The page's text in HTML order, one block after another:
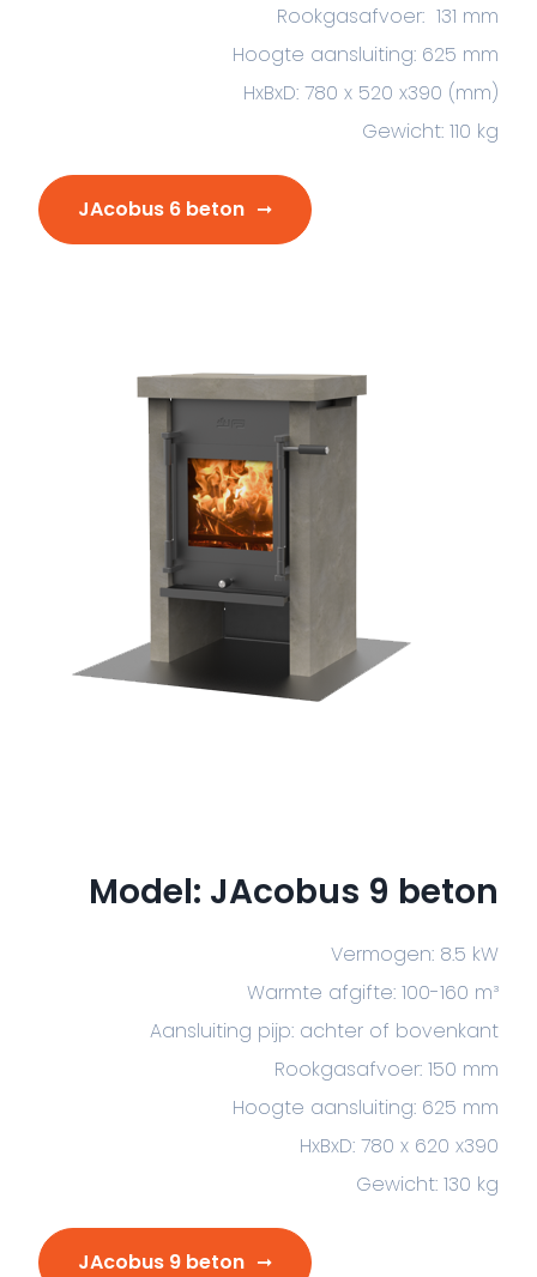
Rookgasafvoer: 131 mm
Hoogte aansluiting: 625 mm
HxBxD: 780 x 520 x390 (mm)
Gewicht: 110 kg
JAcobus 6 beton
Model: JAcobus 9 beton
Vermogen: 8.5 kW
Warmte afgifte: 100-160 m³
Aansluiting pijp: achter of bovenkant
Rookgasafvoer: 150 mm
Hoogte aansluiting: 625 mm
HxBxD: 780 x 620 x390
Gewicht: 130 kg
JAcobus 9 beton